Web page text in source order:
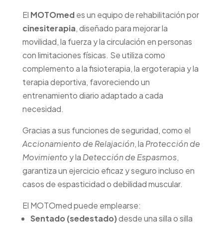
​El MOTOmedes un equipo de rehabilitación por
cinesiterapia, diseñado para mejorar la
movilidad, la fuerza y la circulación en personas
con limitaciones físicas. Se utiliza como
complemento a la fisioterapia, la ergoterapia y la
terapia deportiva, favoreciendo un
entrenamiento diario adaptado a cada
necesidad.
Gracias a sus funciones de seguridad, como el
Accionamiento de Relajación, la Protección de
Movimiento y la Detección de Espasmos,
garantiza un ejercicio eficaz y seguro incluso en
casos de espasticidad o debilidad muscular.
El MOTOmed puede emplearse:
Sentado (sedestado)desde una silla o silla